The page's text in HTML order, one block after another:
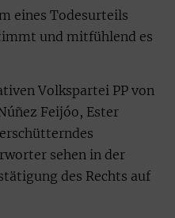
eines Todesurteils
und mitfühlend es
Volkspartei PP von
Feijóo, Ester
sehen in der
des Rechts auf